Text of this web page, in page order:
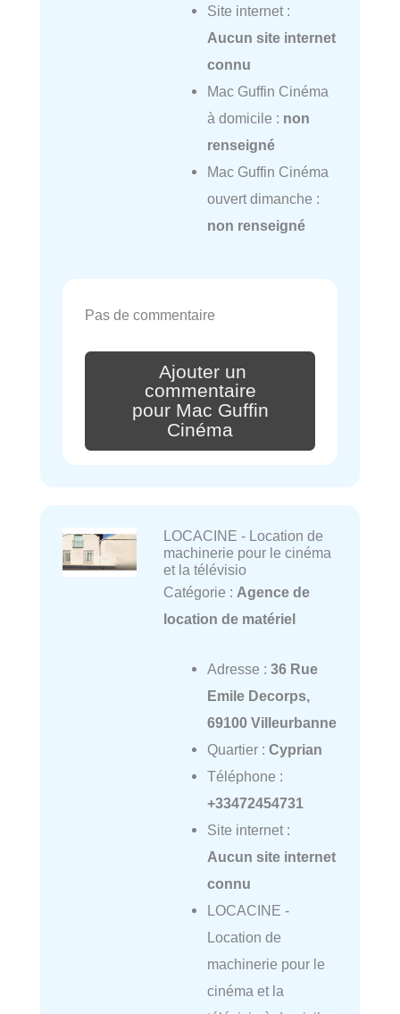
Site internet :
Aucun site internet
connu
Mac Guffin Cinéma
à domicile : non
renseigné
Mac Guffin Cinéma
ouvert dimanche :
non renseigné
Pas de commentaire
Ajouter un
commentaire
pour Mac Guffin
Cinéma
LOCACINE - Location de
machinerie pour le cinéma
et la télévisio
Catégorie : Agence de
location de matériel
Adresse : 36 Rue
Emile Decorps,
69100 Villeurbanne
Quartier : Cyprian
Téléphone :
+33472454731
Site internet :
Aucun site internet
connu
LOCACINE -
Location de
machinerie pour le
cinéma et la